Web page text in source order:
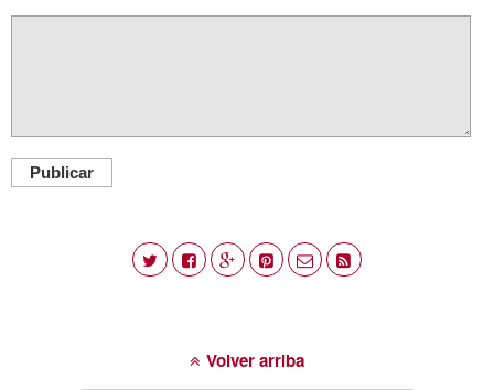
Publicar
Volver arriba